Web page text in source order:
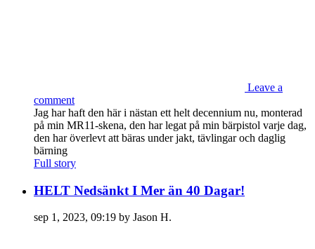
Leave a
comment
Jag har haft den här i nästan ett helt decennium nu, monterad
på min MR11-skena, den har legat på min bärpistol varje dag,
den har överlevt att bäras under jakt, tävlingar och daglig
bärning
Full story
HELT Nedsänkt I Mer än 40 Dagar!
sep 1, 2023, 09:19 by Jason H.